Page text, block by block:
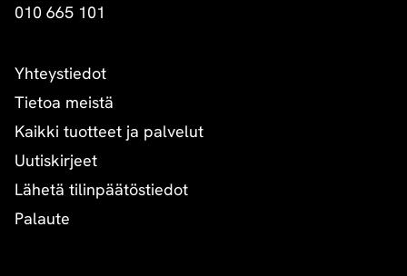
010 665 101
Yhteystiedot
Tietoa meistä
Kaikki tuotteet ja palvelut
Uutiskirjeet
Lähetä tilinpäätöstiedot
Palaute